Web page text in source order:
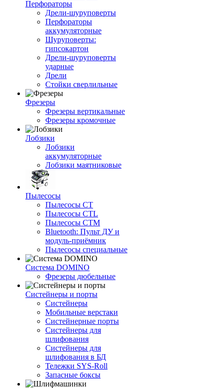
Перфораторы
Дрели-шуруповерты
Перфораторы
аккумуляторные
Шуруповерты:
гипсокартон
Дрели-шуруповерты
ударные
Дрели
Стойки сверлильные
Фрезеры
Фрезеры вертикальные
Фрезеры кромочные
Лобзики
Лобзики
аккумуляторные
Лобзики маятниковые
Пылесосы
Пылесосы CT
Пылесосы CTL
Пылесосы CTM
Bluetooth: Пульт ДУ и
модуль-приёмник
Пылесосы специальные
Система DOMINO
Фрезеры дюбельные
Систейнеры и порты
Систейнеры
Мобильные верстаки
Систейнерные порты
Систейнеры для
шлифования
Систейнеры для
шлифования в БД
Тележки SYS-Roll
Запасные боксы